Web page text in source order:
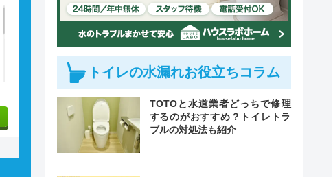
トイレの水漏れお役立ちコラム
TOTOと水道業者どっちで修理
するのがおすすめ？トイレトラ
ブルの対処法も紹介